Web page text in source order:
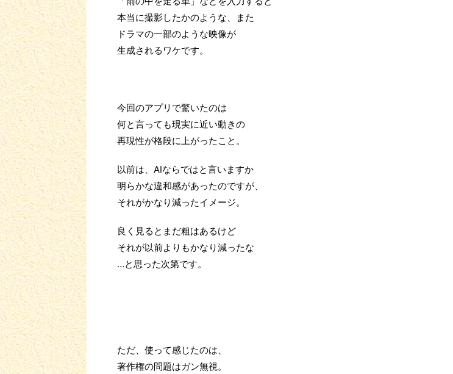
本当に撮影したかのような、また
ドラマの一部のような映像が
生成されるワケです。
今回のアプリで驚いたのは
何と言っても現実に近い動きの
再現性が格段に上がったこと。
以前は、AIならではと言いますか
明らかな違和感があったのですが、
それがかなり減ったイメージ。
良く見るとまだ粗はあるけど
それが以前よりもかなり減ったな
…と思った次第です。
ただ、使って感じたのは、
著作権の問題はガン無視。